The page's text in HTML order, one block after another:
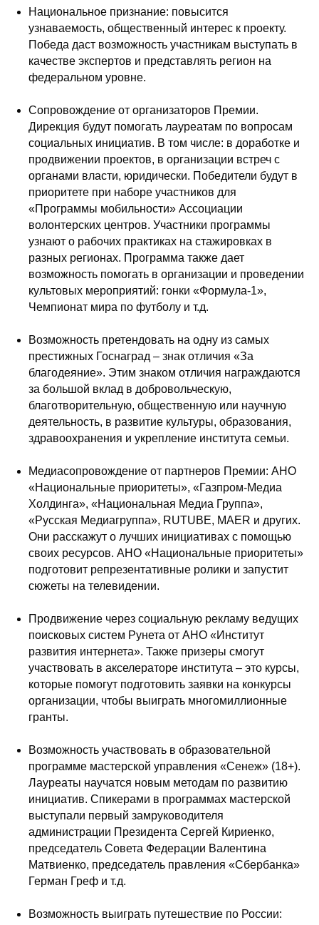
Национальное признание: повысится
узнаваемость, общественный интерес к проекту.
Победа даст возможность участникам выступать в
качестве экспертов и представлять регион на
федеральном уровне.
Сопровождение от организаторов Премии.
Дирекция будут помогать лауреатам по вопросам
социальных инициатив. В том числе: в доработке и
продвижении проектов, в организации встреч с
органами власти, юридически. Победители будут в
приоритете при наборе участников для
«Программы мобильности» Ассоциации
волонтерских центров. Участники программы
узнают о рабочих практиках на стажировках в
разных регионах. Программа также дает
возможность помогать в организации и проведении
культовых мероприятий: гонки «Формула-1»,
Чемпионат мира по футболу и т.д.
Возможность претендовать на одну из самых
престижных Госнаград – знак отличия «За
благодеяние». Этим знаком отличия награждаются
за большой вклад в добровольческую,
благотворительную, общественную или научную
деятельность, в развитие культуры, образования,
здравоохранения и укрепление института семьи.
Медиасопровождение от партнеров Премии: АНО
«Национальные приоритеты», «Газпром-Медиа
Холдинга», «Национальная Медиа Группа»,
«Русская Медиагруппа», RUTUBE, MAER и других.
Они расскажут о лучших инициативах с помощью
своих ресурсов. АНО «Национальные приоритеты»
подготовит репрезентативные ролики и запустит
сюжеты на телевидении.
Продвижение через социальную рекламу ведущих
поисковых систем Рунета от АНО «Институт
развития интернета». Также призеры смогут
участвовать в акселераторе института – это курсы,
которые помогут подготовить заявки на конкурсы
организации, чтобы выиграть многомиллионные
гранты.
Возможность участвовать в образовательной
программе мастерской управления «Сенеж» (18+).
Лауреаты научатся новым методам по развитию
инициатив. Спикерами в программах мастерской
выступали первый замруководителя
администрации Президента Сергей Кириенко,
председатель Совета Федерации Валентина
Матвиенко, председатель правления «Сбербанка»
Герман Греф и т.д.
Возможность выиграть путешествие по России: